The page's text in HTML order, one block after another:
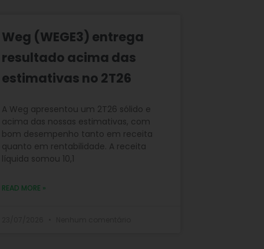
Weg (WEGE3) entrega
resultado acima das
estimativas no 2T26
A Weg apresentou um 2T26 sólido e
acima das nossas estimativas, com
bom desempenho tanto em receita
quanto em rentabilidade. A receita
líquida somou 10,1
READ MORE »